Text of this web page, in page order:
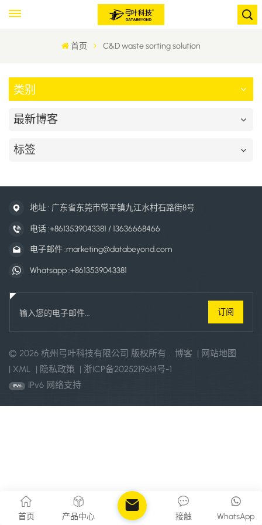
首页 C&D waste sorting solution
类别
最新博客
标签
地址 : 广东省东莞市常平镇九江水村石路街8号
电话 :+8613539043381 / 13636668466
电子邮件 :marketing@databeyond.com
Whatsapp :+8613539043381
© 2026 杭州弓叶科技有限公司 版权所有 . 博客 | 网站地图
| XML | 隐私政策 | 浙ICP备2025219614号-1
IPv6 网络支持
首页 产品中心 WhatsApp
接触